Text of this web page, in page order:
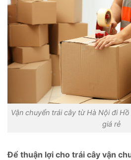
Vận chuyển trái cây từ Hà Nội đi
giá rẻ
Để thuận lợi cho trái cây vận